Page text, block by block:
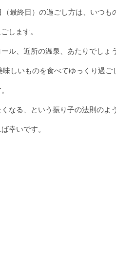
最終日）の過ごし方は、いつ
します。
ル、近所の温泉、あたりでしょう
しいものを食べてゆっくり過ご
なる、という振り子の法則のよう
幸いです。